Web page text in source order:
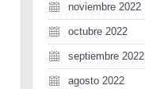
noviembre 2022
octubre 2022
septiembre 2022
agosto 2022